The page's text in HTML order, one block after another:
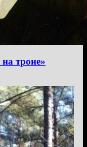
троне»